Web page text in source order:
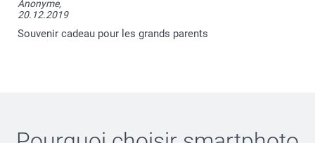
Anonyme,
20.12.2019
Souvenir cadeau pour les grands parents